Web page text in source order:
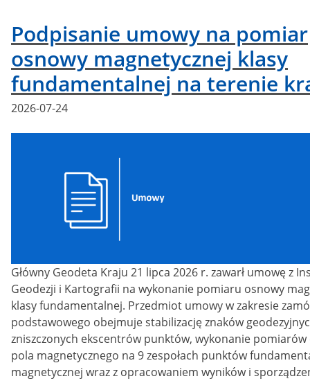
Podpisanie umowy na pomiar
osnowy magnetycznej klasy
fundamentalnej na terenie
Posted
2026-07-24
Główny Geodeta Kraju 21 lipca 2026 r. zawarł umowę z
Geodezji i Kartografii na wykonanie pomiaru osnowy
klasy fundamentalnej. Przedmiot umowy w zakresie
podstawowego obejmuje stabilizację znaków
zniszczonych ekscentrów punktów, wykonanie
pola magnetycznego na 9 zespołach punktów
magnetycznej wraz z opracowaniem wyników i